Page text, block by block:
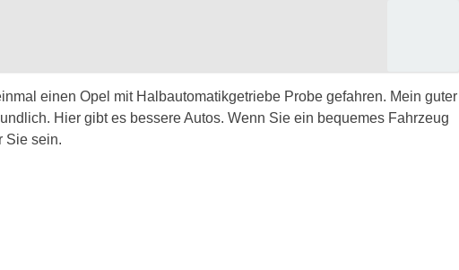
einen Opel mit Halbautomatikgetriebe Probe gefahren. Mein guter
Hier gibt es bessere Autos. Wenn Sie ein bequemes Fahrzeug
Sie sein.